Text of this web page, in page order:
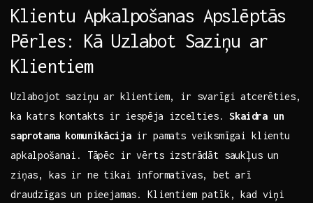
Klientu Apkalpošanas Apslēptās
Pērles: Kā Uzlabot‌ Saziņu ar
Klientiem
Uzlabojot saziņu ar klientiem, ir svarīgi atcerēties,
ka ⁣katrs ‍kontakts ir⁤ iespēja izcelties.Skaidra⁤ un
saprotama komunikācijair pamats veiksmīgai klientu
apkalpošanai. Tāpēc ir vērts izstrādāt saukļus un
ziņas, kas ir ne tikai informatīvas, bet arī
draudzīgas ‍un pieejamas. Klientiem patīk, kad viņi